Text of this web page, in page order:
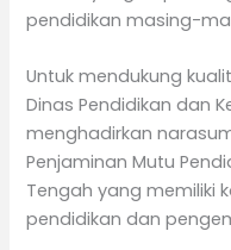
pendidikan masing-
Untuk mendukung
Dinas Pendidikan dan
menghadirkan
Penjaminan Mutu
Tengah yang memiliki
pendidikan dan